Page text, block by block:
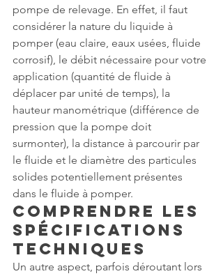
pompe de relevage. En effet, il faut
considérer la nature du liquide à
pomper (eau claire, eaux usées, fluide
corrosif), le débit nécessaire pour votre
application (quantité de fluide à
déplacer par unité de temps), la
hauteur manométrique (différence de
pression que la pompe doit
surmonter), la distance à parcourir par
le fluide et le diamètre des particules
solides potentiellement présentes
dans le fluide à pomper.
Comprendre les
Spécifications
Techniques
Un autre aspect, parfois déroutant lors